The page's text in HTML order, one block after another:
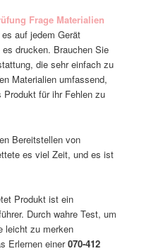
Frage Materialien
auf jedem Gerät
drucken. Brauchen Sie
die sehr einfach zu
Materialien umfassend,
für ihr Fehlen zu
Bereitstellen von
es viel Zeit, und es ist
Produkt ist ein
Durch wahre Test, um
leicht zu merken
Erlernen einer070-412